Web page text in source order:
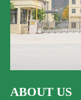
ABOUT US